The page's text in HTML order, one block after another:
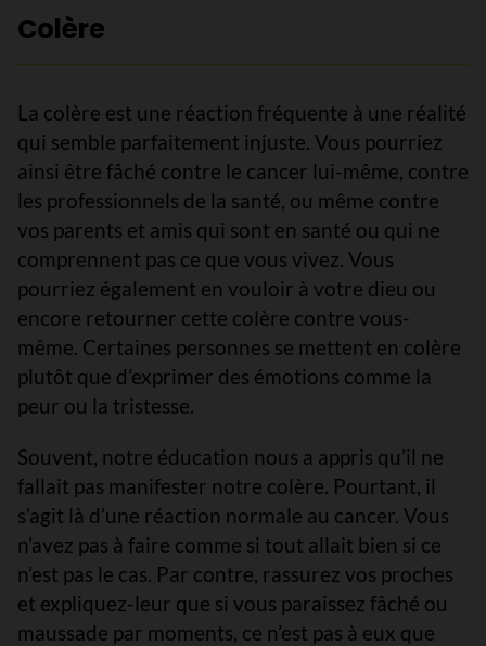
Colère
La colère est une réaction fréquente à une réalité
qui semble parfaitement injuste. Vous pourriez
ainsi être fâché contre le cancer lui-même, contre
les professionnels de la santé, ou même contre
vos parents et amis qui sont en santé ou qui ne
comprennent pas ce que vous vivez. Vous
pourriez également en vouloir à votre dieu ou
encore retourner cette colère contre vous-
même. Certaines personnes se mettent en colère
plutôt que d’exprimer des émotions comme la
peur ou la tristesse.
Souvent, notre éducation nous a appris qu’il ne
fallait pas manifester notre colère. Pourtant, il
s’agit là d’une réaction normale au cancer. Vous
n’avez pas à faire comme si tout allait bien si ce
n’est pas le cas. Par contre, rassurez vos proches
et expliquez-leur que si vous paraissez fâché ou
maussade par moments, ce n’est pas à eux que